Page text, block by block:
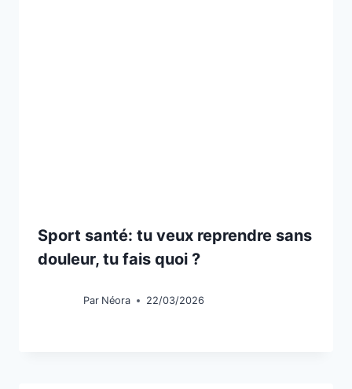
Sport santé: tu veux reprendre sans
douleur, tu fais quoi ?
Par Néora 22/03/2026